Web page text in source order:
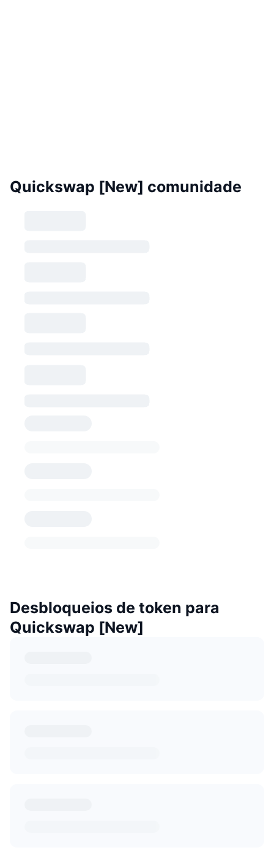
Quickswap [New] comunidade
Desbloqueios de token para
Quickswap [New]